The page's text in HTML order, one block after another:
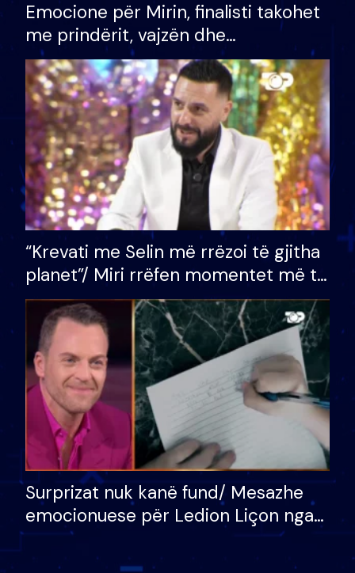
Emocione për Mirin, finalisti takohet
me prindërit, vajzën dhe
bashkëshorten: S’kemi ndonjë letër
divorci apo jo?
“Krevati me Selin më rrëzoi të gjitha
planet”/ Miri rrëfen momentet më të
bukura në shtëpinë e BB VIP: Do më
mungojë zilja e mëngjesit kur…
Surprizat nuk kanë fund/ Mesazhe
emocionuese për Ledion Liçon nga
nëna dhe fëmijët e tij, moderatori
nuk i mban dot lotët: Nuk meritoj…